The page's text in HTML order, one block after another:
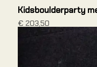
Kidsboulderparty
€ 203,50